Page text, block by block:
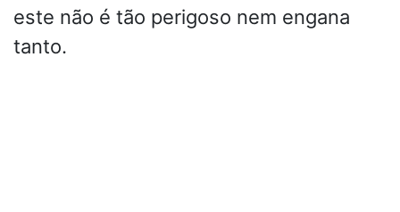
este não é tão perigoso nem engana
tanto.